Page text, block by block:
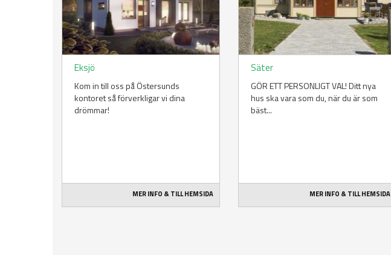
Eksjö
Kom in till oss på Östersunds
kontoret så förverkligar vi dina
drömmar!
MER INFO & TILL HEMSIDA
Säter
GÖR ETT PERSONLIGT VAL! Ditt nya
hus ska vara som du, när du är som
bäst...
MER INFO & TILL HEMSIDA